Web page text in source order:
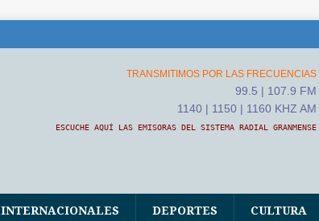
TRANSMITIMOS POR LAS FRECUENCIAS
99.5 | 107.9 FM
1140 | 1150 | 1160 KHZ AM
ESCUCHE AQUÍ LAS EMISORAS DEL SISTEMA RADIAL GRANMENSE
INTERNACIONALES DEPORTES CULTURA